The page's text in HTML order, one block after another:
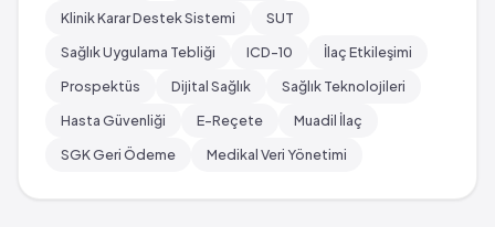
Klinik Karar Destek Sistemi
SUT
Sağlık Uygulama Tebliği
ICD-10
İlaç Etkileşimi
Prospektüs
Dijital Sağlık
Sağlık Teknolojileri
Hasta Güvenliği
E-Reçete
Muadil İlaç
SGK Geri Ödeme
Medikal Veri Yönetimi